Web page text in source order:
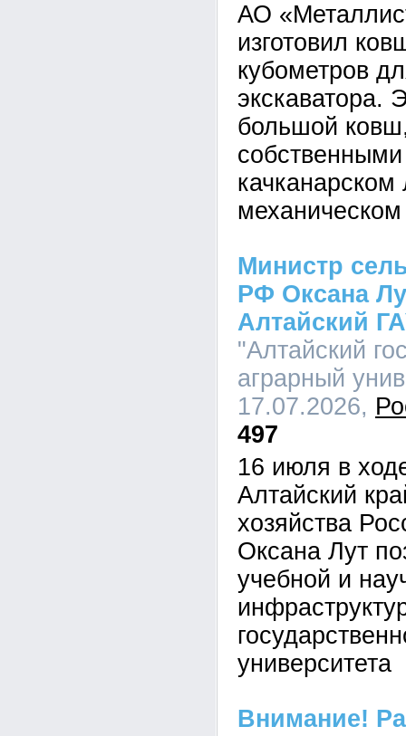
АО
изготовил
кубометров
экскаватора.
большой
качканарском
Министр
РФ Оксана
Алтайский
"Алтайский
аграрный
17.07.2026,
497
16 июля в
Алтайский
хозяйства
Оксана Лут
учебной и
университета
Внимание!